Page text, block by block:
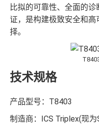
比拟的可靠性、全面的诊
证，是构建极致安全和
择。
技术规格
产品型号：T8403
制造商：ICS Triplex(现